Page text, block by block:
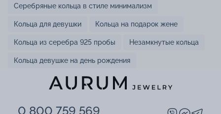
Серебряные кольца в стиле минимализм
Кольца для девушки Кольца на подарок жене
Кольца из серебра 925 пробы Незамкнутые кольца
Кольца девушке на день рождения
0 800 759 569